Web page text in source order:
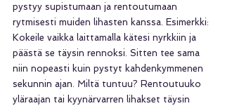
pystyy supistumaan ja rentoutumaan
rytmisesti muiden lihasten kanssa. Esimerkki:
Kokeile vaikka laittamalla kätesi nyrkkiin ja
päästä se täysin rennoksi. Sitten tee sama
niin nopeasti kuin pystyt kahdenkymmenen
sekunnin ajan. Miltä tuntuu? Rentoutuuko
yläraajan tai kyynärvarren lihakset täysin